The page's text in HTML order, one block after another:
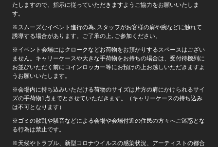
たしますので、指示に従っていただきますようご協力をお願いいたしま
す。
※スムーズなイベント進行の為､スタッフがお客様の肩や腕などに触れて
誘導する場合があります。ご了承の上､ご参加ください。
※イベント会場にはクロークなどお荷物をお預かりするスペースはござい
ません。キャリーケースや大きな手荷物をお持ちの場合は、受付待機列に
お並びいただく前にコインロッカー等にお預けの上お越しいただきますよ
うお願いいたします。
※会場内に持ち込みいただける荷物のサイズは片方の肩にかけられるサイ
ズの手荷物1点までとさせていただきます。（キャリーケースの持ち込み
は不可となります）
※ゴミの散乱や騒音などによる会場や会場付近の住民の方々へご迷惑とな
る行為は禁止です。
※天候やトラブル、新型コロナウイルスの感染状況、アーティストの都合